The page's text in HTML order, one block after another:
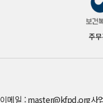
주
이메일 : master@kfpd.org사